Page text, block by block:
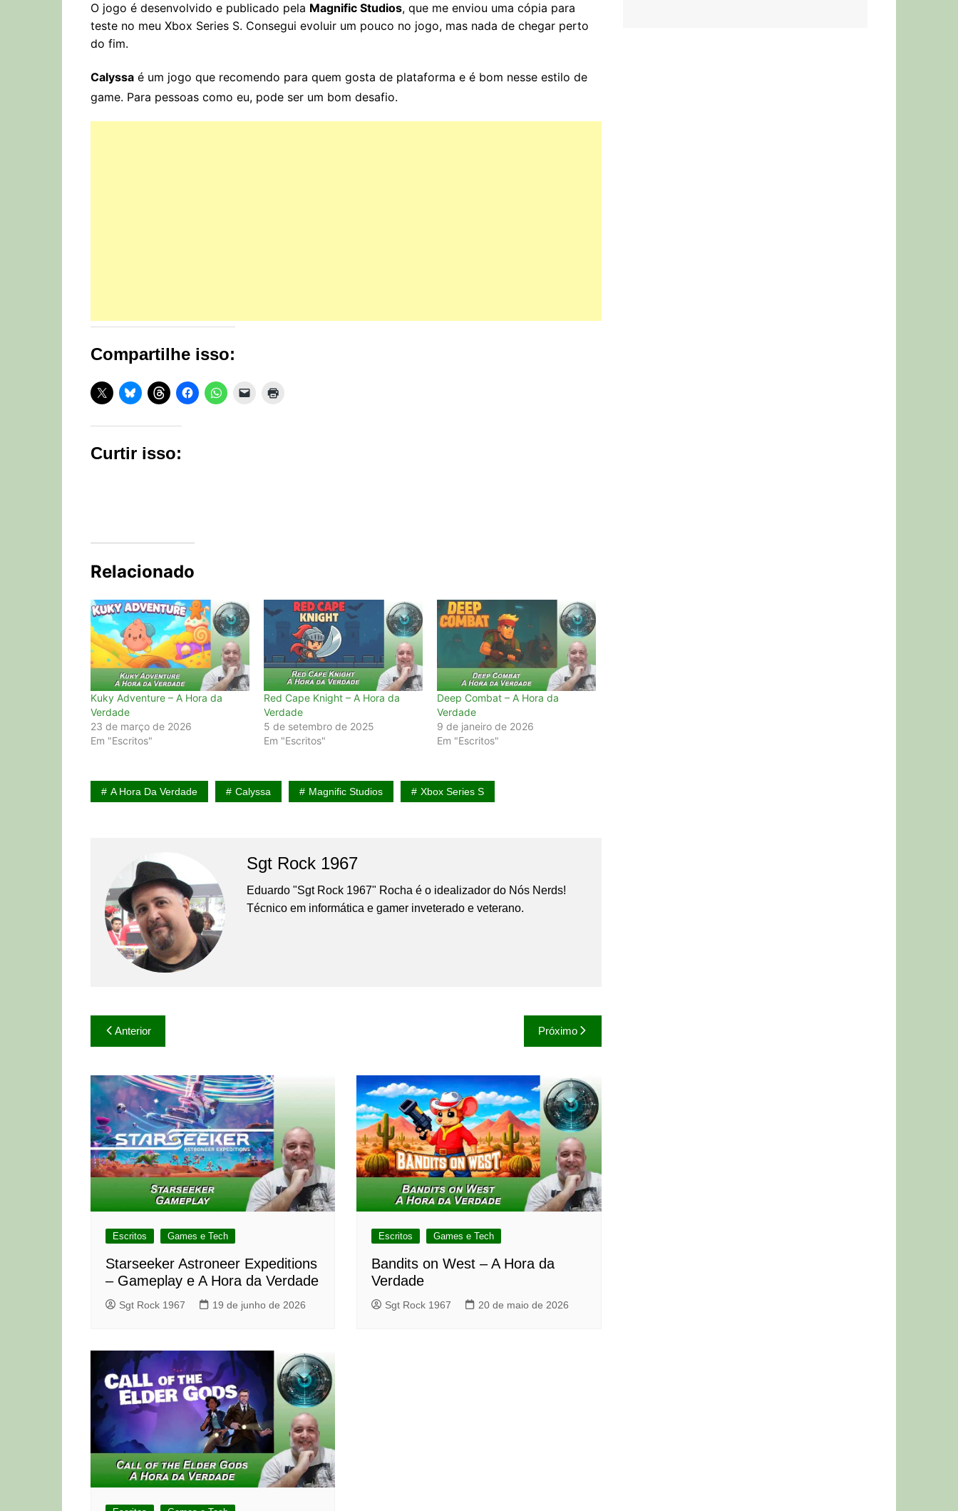
O jogo é desenvolvido e publicado pela Magnific Studios, que me enviou uma cópia para
teste no meu Xbox Series S. Consegui evoluir um pouco no jogo, mas nada de chegar perto
do fim.
Calyssa é um jogo que recomendo para quem gosta de plataforma e é bom nesse estilo de
game. Para pessoas como eu, pode ser um bom desafio.
Compartilhe isso:
Curtir isso:
Relacionado
Kuky Adventure – A Hora da
Verdade
23 de março de 2026
Em "Escritos"
Red Cape Knight – A Hora da
Verdade
5 de setembro de 2025
Em "Escritos"
Deep Combat – A Hora da
Verdade
9 de janeiro de 2026
Em "Escritos"
A Hora Da Verdade Calyssa Magnific Studios Xbox Series S
Sgt Rock 1967
Eduardo "Sgt Rock 1967" Rocha é o idealizador do Nós Nerds!
Técnico em informática e gamer inveterado e veterano.
Navegação
de
Post
Anterior Próximo
Escritos Games e Tech
Starseeker Astroneer Expeditions
– Gameplay e A Hora da Verdade
Sgt Rock 1967 19 de junho de 2026
Escritos Games e Tech
Bandits on West – A Hora da
Verdade
Sgt Rock 1967 20 de maio de 2026